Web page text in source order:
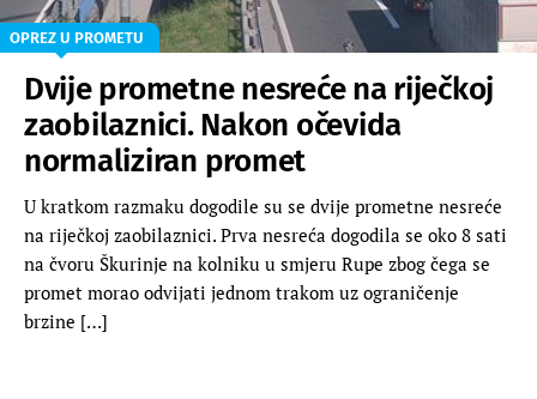
OPREZ U PROMETU
Dvije prometne nesreće na riječkoj
zaobilaznici. Nakon očevida
normaliziran promet
U kratkom razmaku dogodile su se dvije prometne nesreće
na riječkoj zaobilaznici. Prva nesreća dogodila se oko 8 sati
na čvoru Škurinje na kolniku u smjeru Rupe zbog čega se
promet morao odvijati jednom trakom uz ograničenje
brzine […]